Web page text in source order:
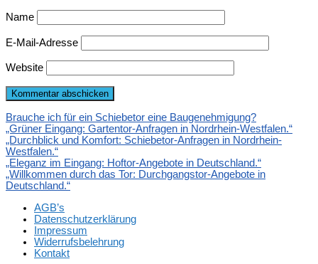
Name
E-Mail-Adresse
Website
Brauche ich für ein Schiebetor eine Baugenehmigung?
„Grüner Eingang: Gartentor-Anfragen in Nordrhein-Westfalen.“
„Durchblick und Komfort: Schiebetor-Anfragen in Nordrhein-
Westfalen.“
„Eleganz im Eingang: Hoftor-Angebote in Deutschland.“
„Willkommen durch das Tor: Durchgangstor-Angebote in
Deutschland.“
AGB’s
Datenschutzerklärung
Impressum
Widerrufsbelehrung
Kontakt